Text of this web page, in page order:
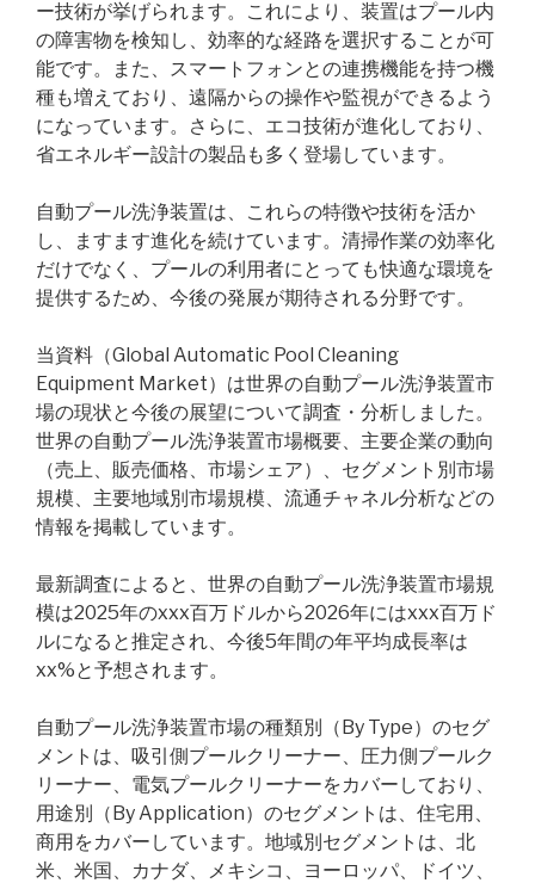
ー技術が挙げられます。これにより、装置はプール内
の障害物を検知し、効率的な経路を選択することが可
能です。また、スマートフォンとの連携機能を持つ機
種も増えており、遠隔からの操作や監視ができるよう
になっています。さらに、エコ技術が進化しており、
省エネルギー設計の製品も多く登場しています。
自動プール洗浄装置は、これらの特徴や技術を活か
し、ますます進化を続けています。清掃作業の効率化
だけでなく、プールの利用者にとっても快適な環境を
提供するため、今後の発展が期待される分野です。
当資料（Global Automatic Pool Cleaning
Equipment Market）は世界の自動プール洗浄装置市
場の現状と今後の展望について調査・分析しました。
世界の自動プール洗浄装置市場概要、主要企業の動向
（売上、販売価格、市場シェア）、セグメント別市場
規模、主要地域別市場規模、流通チャネル分析などの
情報を掲載しています。
最新調査によると、世界の自動プール洗浄装置市場規
模は2025年のxxx百万ドルから2026年にはxxx百万ド
ルになると推定され、今後5年間の年平均成長率は
xx%と予想されます。
自動プール洗浄装置市場の種類別（By Type）のセグ
メントは、吸引側プールクリーナー、圧力側プールク
リーナー、電気プールクリーナーをカバーしており、
用途別（By Application）のセグメントは、住宅用、
商用をカバーしています。地域別セグメントは、北
米、米国、カナダ、メキシコ、ヨーロッパ、ドイツ、